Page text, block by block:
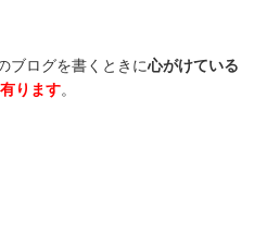
ブログを書くときに心がけている
ります。